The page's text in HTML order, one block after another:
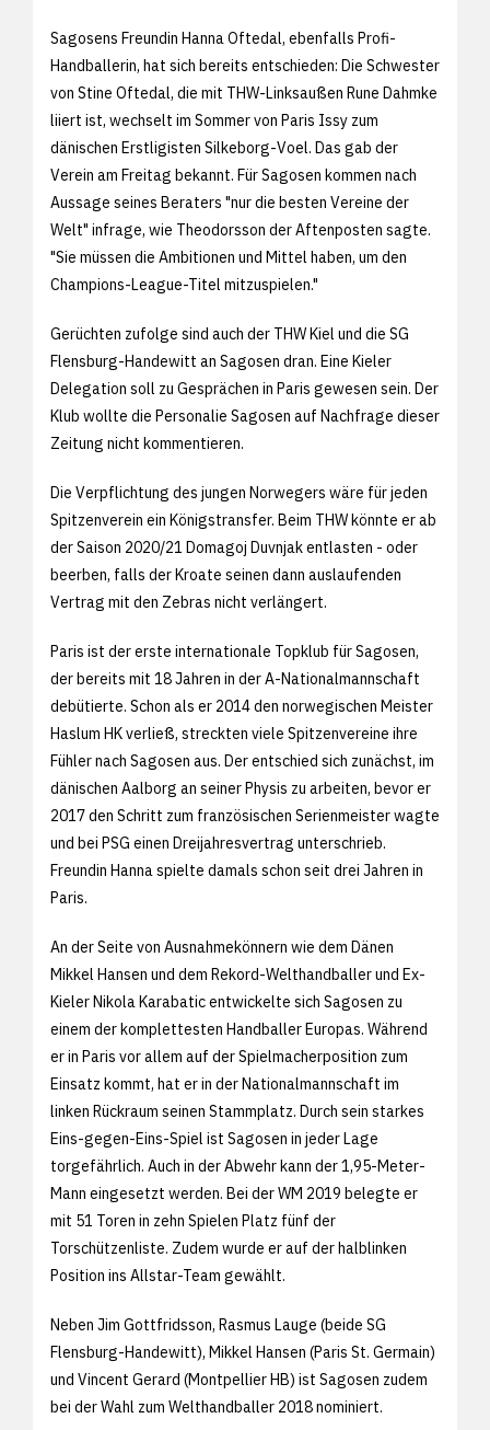
Sagosens Freundin Hanna Oftedal, ebenfalls Profi-
Handballerin, hat sich bereits entschieden: Die Schwester
von Stine Oftedal, die mit THW-Linksaußen Rune Dahmke
liiert ist, wechselt im Sommer von Paris Issy zum
dänischen Erstligisten Silkeborg-Voel. Das gab der
Verein am Freitag bekannt. Für Sagosen kommen nach
Aussage seines Beraters "nur die besten Vereine der
Welt" infrage, wie Theodorsson der Aftenposten sagte.
"Sie müssen die Ambitionen und Mittel haben, um den
Champions-League-Titel mitzuspielen."
Gerüchten zufolge sind auch der THW Kiel und die SG
Flensburg-Handewitt an Sagosen dran. Eine Kieler
Delegation soll zu Gesprächen in Paris gewesen sein. Der
Klub wollte die Personalie Sagosen auf Nachfrage dieser
Zeitung nicht kommentieren.
Die Verpflichtung des jungen Norwegers wäre für jeden
Spitzenverein ein Königstransfer. Beim THW könnte er ab
der Saison 2020/21 Domagoj Duvnjak entlasten - oder
beerben, falls der Kroate seinen dann auslaufenden
Vertrag mit den Zebras nicht verlängert.
Paris ist der erste internationale Topklub für Sagosen,
der bereits mit 18 Jahren in der A-Nationalmannschaft
debütierte. Schon als er 2014 den norwegischen Meister
Haslum HK verließ, streckten viele Spitzenvereine ihre
Fühler nach Sagosen aus. Der entschied sich zunächst, im
dänischen Aalborg an seiner Physis zu arbeiten, bevor er
2017 den Schritt zum französischen Serienmeister wagte
und bei PSG einen Dreijahresvertrag unterschrieb.
Freundin Hanna spielte damals schon seit drei Jahren in
Paris.
An der Seite von Ausnahmekönnern wie dem Dänen
Mikkel Hansen und dem Rekord-Welthandballer und Ex-
Kieler Nikola Karabatic entwickelte sich Sagosen zu
einem der komplettesten Handballer Europas. Während
er in Paris vor allem auf der Spielmacherposition zum
Einsatz kommt, hat er in der Nationalmannschaft im
linken Rückraum seinen Stammplatz. Durch sein starkes
Eins-gegen-Eins-Spiel ist Sagosen in jeder Lage
torgefährlich. Auch in der Abwehr kann der 1,95-Meter-
Mann eingesetzt werden. Bei der WM 2019 belegte er
mit 51 Toren in zehn Spielen Platz fünf der
Torschützenliste. Zudem wurde er auf der halblinken
Position ins Allstar-Team gewählt.
Neben Jim Gottfridsson, Rasmus Lauge (beide SG
Flensburg-Handewitt), Mikkel Hansen (Paris St. Germain)
und Vincent Gerard (Montpellier HB) ist Sagosen zudem
bei der Wahl zum Welthandballer 2018 nominiert.